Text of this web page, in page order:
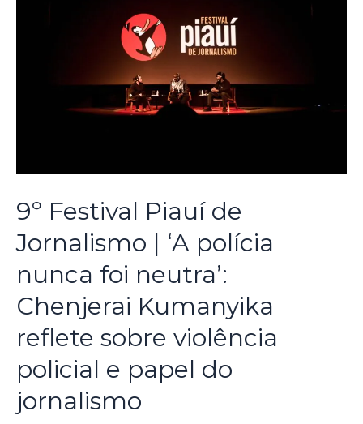
9º Festival Piauí de
Jornalismo | ‘A polícia
nunca foi neutra’:
Chenjerai Kumanyika
reflete sobre violência
policial e papel do
jornalismo